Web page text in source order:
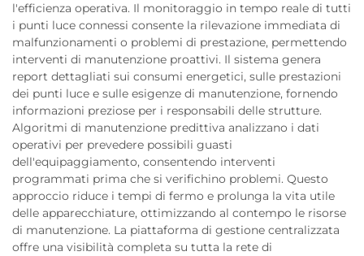
l'efficienza operativa. Il monitoraggio in tempo reale di tutti
i punti luce connessi consente la rilevazione immediata di
malfunzionamenti o problemi di prestazione, permettendo
interventi di manutenzione proattivi. Il sistema genera
report dettagliati sui consumi energetici, sulle prestazioni
dei punti luce e sulle esigenze di manutenzione, fornendo
informazioni preziose per i responsabili delle strutture.
Algoritmi di manutenzione predittiva analizzano i dati
operativi per prevedere possibili guasti
dell'equipaggiamento, consentendo interventi
programmati prima che si verifichino problemi. Questo
approccio riduce i tempi di fermo e prolunga la vita utile
delle apparecchiature, ottimizzando al contempo le risorse
di manutenzione. La piattaforma di gestione centralizzata
offre una visibilità completa su tutta la rete di